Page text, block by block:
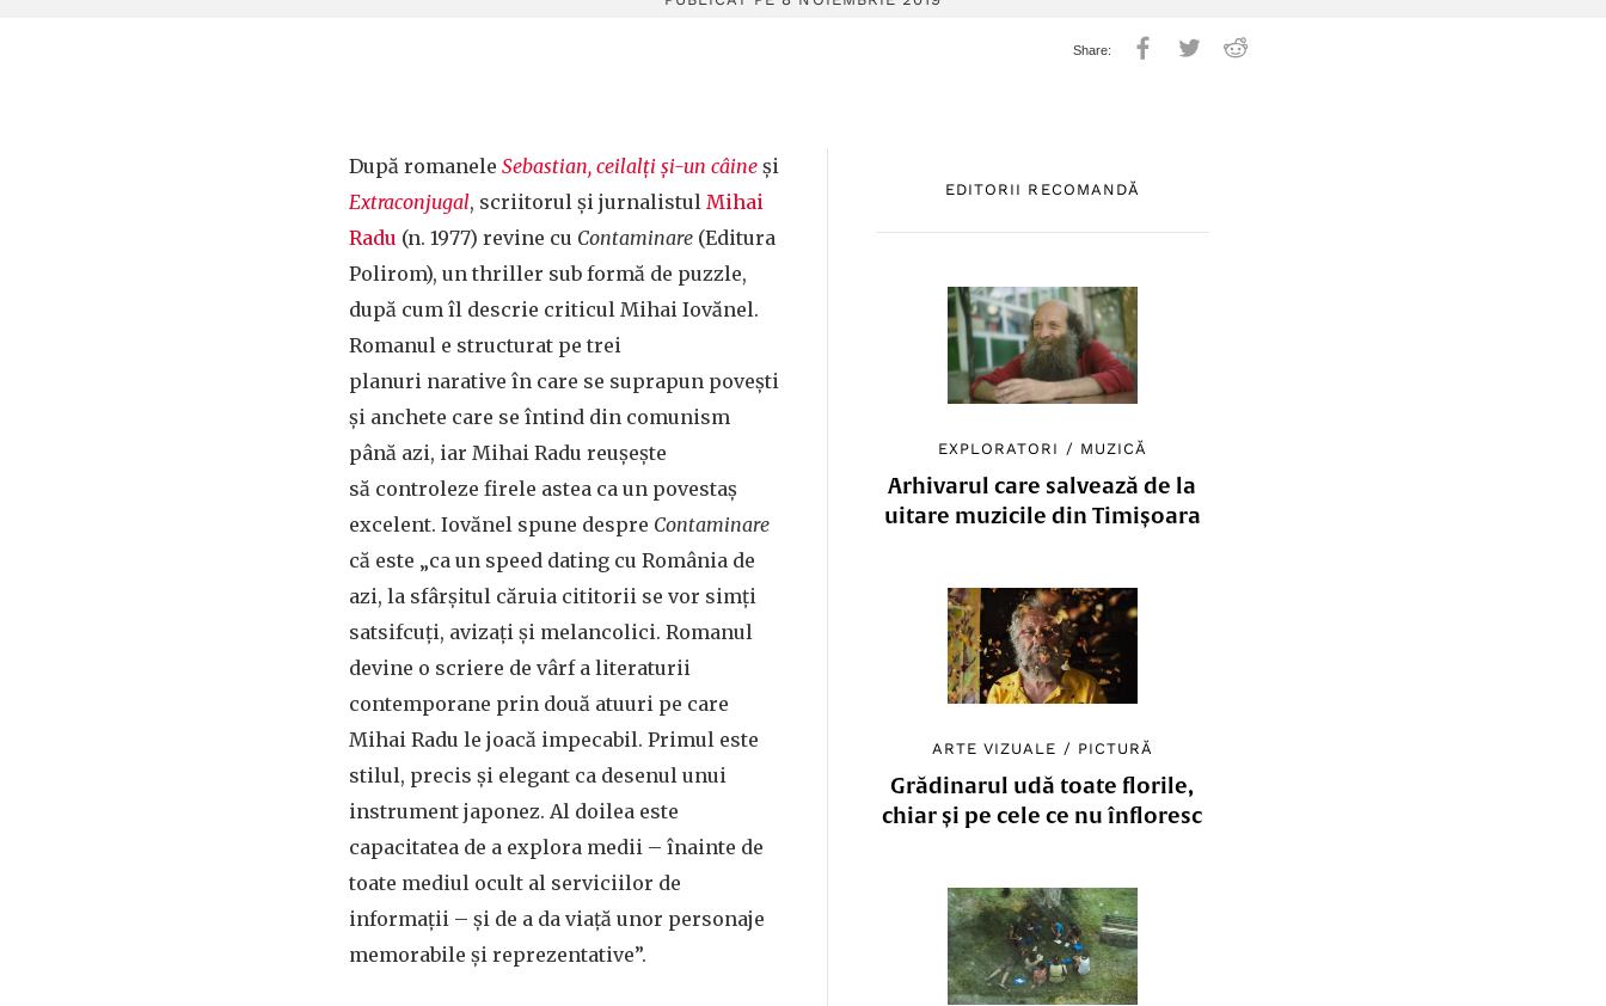
EDITORII RECOMANDĂ
EXPLORATORI / MUZICĂ
Arhivarul care salvează de la
uitare muzicile din Timișoara
ARTE VIZUALE / PICTURĂ
Grădinarul udă toate florile,
chiar și pe cele ce nu înfloresc
După romanele Sebastian, ceilalți și-un câine și
Extraconjugal, scriitorul și jurnalistul Mihai
Radu (n. 1977) revine cu Contaminare (Editura
Polirom), un thriller sub formă de puzzle,
după cum îl descrie criticul Mihai Iovănel.
Romanul e structurat pe trei
planuri narative în care se suprapun povești
și anchete care se întind din comunism
până azi, iar Mihai Radu reușește
să controleze firele astea ca un povestaș
excelent. Iovănel spune despre Contaminare
că este „ca un speed dating cu România de
azi, la sfârșitul căruia cititorii se vor simți
satsifcuți, avizați și melancolici. Romanul
devine o scriere de vârf a literaturii
contemporane prin două atuuri pe care
Mihai Radu le joacă impecabil. Primul este
stilul, precis și elegant ca desenul unui
instrument japonez. Al doilea este
capacitatea de a explora medii – înainte de
toate mediul ocult al serviciilor de
informații – și de a da viață unor personaje
memorabile și reprezentative”.